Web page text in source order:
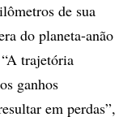
de sua
do planeta-anão
trajetória
ganhos
em perdas”,